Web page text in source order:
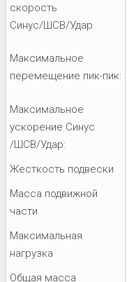
скорость
Синус/ШСВ/Удар
Максимальное
перемещение пик-пик:
Максимальное
ускорение Синус
/ШСВ/Удар:
Жесткость подвески
Масса подвижной
части
Максимальная
нагрузка
Общая масса